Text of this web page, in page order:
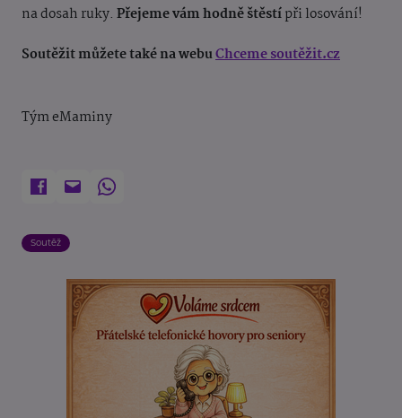
na dosah ruky. Přejeme vám hodně štěstípři losování!
Soutěžit můžete také na webuChceme soutěžit.cz
Tým eMaminy
Soutěž